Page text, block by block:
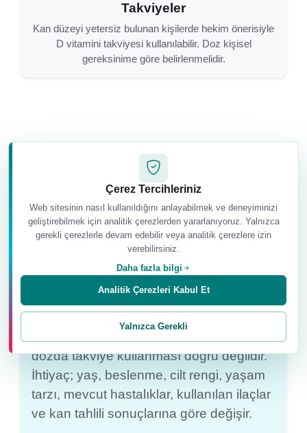
Takviyeler
Kan düzeyi yetersiz bulunan kişilerde hekim önerisiyle
D vitamini takviyesi kullanılabilir. Doz kişisel
gereksinime göre belirlenmelidir.
Kış Aylarında D Vitamini Takviyesi
Alınmalı mı?
Kış aylarında güneş ışınlarının geliş açısı
değişir ve açık havada geçirilen süre
azalabilir. Bu nedenle bazı kişilerde D
vitamini üretimi ve kan düzeyi düşebilir.
dozda takviye kullanması doğru değildir.
İhtiyaç; yaş, beslenme, cilt rengi, yaşam
tarzı, mevcut hastalıklar, kullanılan ilaçlar
ve kan tahlili sonuçlarına göre değişir.
Çerez Tercihleriniz
Web sitesinin nasıl kullanıldığını anlayabilmek ve deneyiminizi
geliştirebilmek için analitik çerezlerden yararlanıyoruz. Yalnızca
gerekli çerezlerle devam edebilir veya analitik çerezlere izin
verebilirsiniz.
Daha fazla bilgi
Yalnızca Gerekli
Analitik Çerezleri Kabul Et